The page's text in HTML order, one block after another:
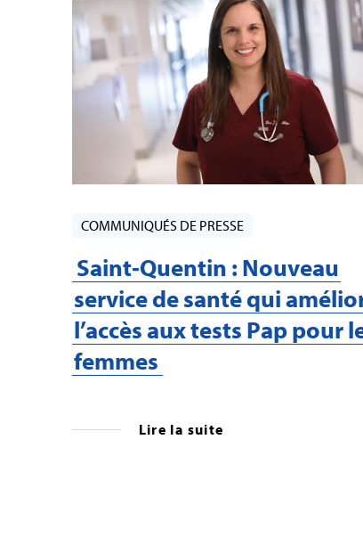
COMMUNIQUÉS DE PRESSE
Saint‑Quentin : Nouveau
service de santé qui
l’accès aux tests Pap pour
femmes
Lire la suite